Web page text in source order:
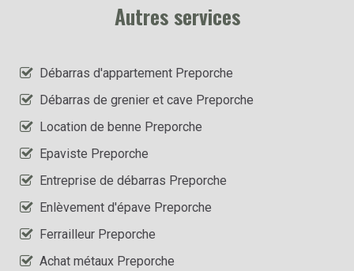
Autres services
Débarras d'appartement Preporche
Débarras de grenier et cave Preporche
Location de benne Preporche
Epaviste Preporche
Entreprise de débarras Preporche
Enlèvement d'épave Preporche
Ferrailleur Preporche
Achat métaux Preporche